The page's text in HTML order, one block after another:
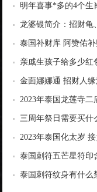
明年喜事*多的4个生
龙婆银简介：招财龟
泰国补财库 阿赞佑
亲戚生孩子给多少红
金面娜娜通 招财人
2023年泰国龙莲寺
2566年
三周年祭日需要买什
2023年泰国化太岁
泰国刺符五芒星符印
泰国刺符纹身有什么